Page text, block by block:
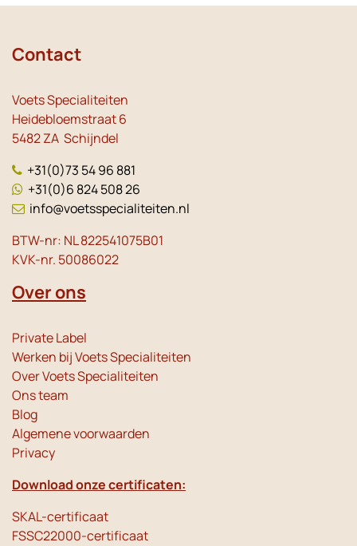
Contact
Voets Specialiteiten
Heidebloemstraat 6
5482 ZA Schijndel
+31(0)73 54 96 881
+31(0)6 824 508 26
info@voetsspecialiteiten.nl
BTW-nr: NL 822541075B01
KVK-nr. 50086022
Over ons
Private Label
Werken bij Voets Specialiteiten
Over Voets Specialiteiten
Ons team
Blog
Algemene voorwaarden
Privacy
Download onze certificaten:
SKAL-certificaat
FSSC22000-certificaat